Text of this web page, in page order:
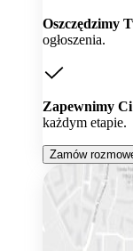
Oszczędzimy
ogłoszenia.
Zapewnimy
każdym etapie.
Zamów